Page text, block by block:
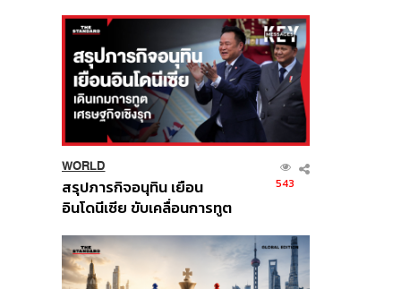
WORLD
สรุปภารกิจอนุทิน เยือน
อินโดนีเซีย ขับเคลื่อนการทูต
ส่วนยุทธศาสตร์ไทย –
อินโดนีเซีย
543